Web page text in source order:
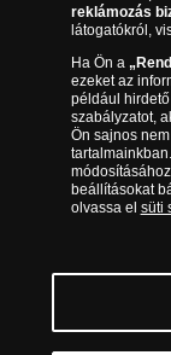
Cégjegyzékszám:
Magyar
Hitelesítő
reklámozás
látogatókról,
Ha Ön a
ezeket az
például
szabályzatot,
Ön sajnos
beállításokat
olvassa el süti